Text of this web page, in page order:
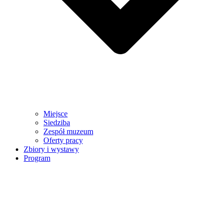
Miejsce
Siedziba
Zespół muzeum
Oferty pracy
Zbiory i wystawy
Program